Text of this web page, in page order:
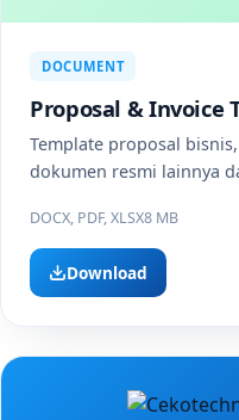
DOCUMENT
Proposal & Invoice
Template proposal
dokumen resmi lainnya
DOCX, PDF, XLSX8 MB
Download